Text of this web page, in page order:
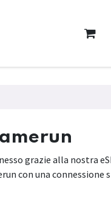
grazie alla nostra
con una connessione